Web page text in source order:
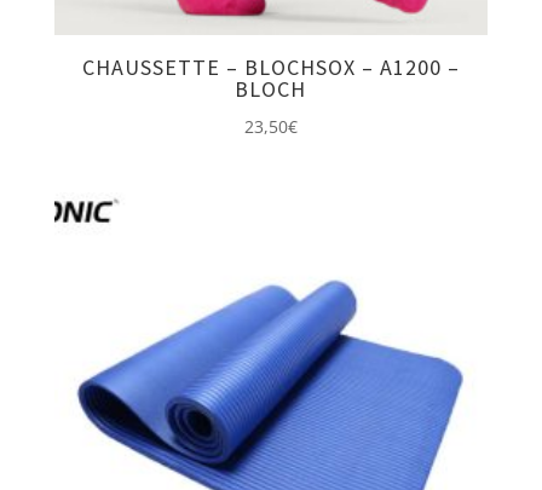
CHAUSSETTE – BLOCHSOX – A1200 –
BLOCH
23,50€